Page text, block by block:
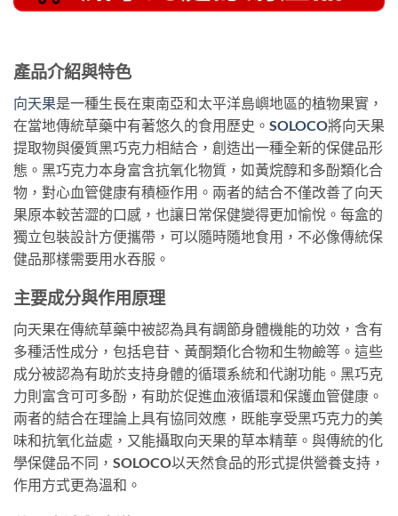
產品介紹與特色
向天果是一種生長在東南亞和太平洋島嶼地區的植物果實，
在當地傳統草藥中有著悠久的食用歷史。 SOLOCO將向天果
提取物與優質黑巧克力相結合，創造出一種全新的保健品形
態。黑巧克力本身富含抗氧化物質，如黃烷醇和多酚類化合
物，對心血管健康有積極作用。兩者的結合不僅改善了向天
果原本較苦澀的口感，也讓日常保健變得更加愉悅。每盒的
獨立包裝設計方便攜帶，可以隨時隨地食用，不必像傳統保
健品那樣需要用水吞服。
主要成分與作用原理
向天果在傳統草藥中被認為具有調節身體機能的功效，含有
多種活性成分，包括皂苷、黃酮類化合物和生物鹼等。這些
成分被認為有助於支持身體的循環系統和代謝功能。黑巧克
力則富含可可多酚，有助於促進血液循環和保護血管健康。
兩者的結合在理論上具有協同效應，既能享受黑巧克力的美
味和抗氧化益處，又能攝取向天果的草本精華。與傳統的化
學保健品不同，SOLOCO以天然食品的形式提供營養支持，
作用方式更為溫和。